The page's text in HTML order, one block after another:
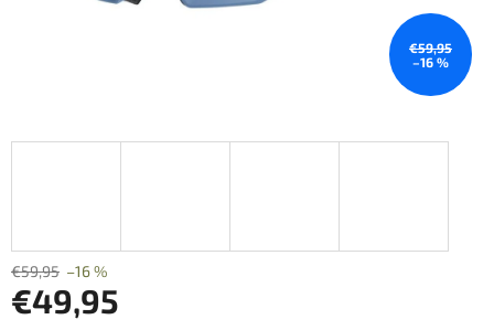
€59,95
–16 %
€59,95 –16 %
€49,95